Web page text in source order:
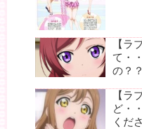
【ラ
て・
の？
【ラ
ど・
くだ